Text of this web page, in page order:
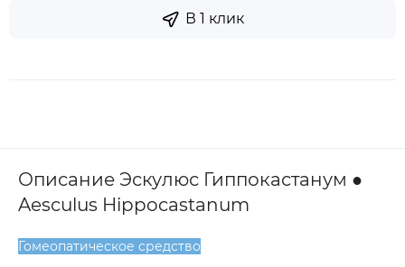
В 1 клик
Описание Эскулюс Гиппокастанум ●
Aesculus Hippocastanum
Гомеопатическое средство